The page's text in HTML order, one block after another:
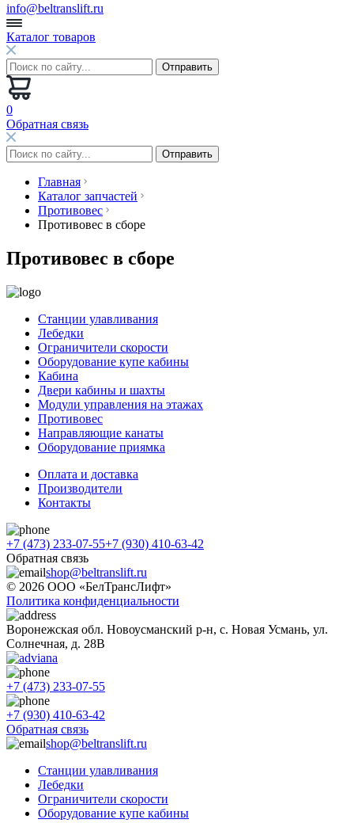
info@beltranslift.ru
Каталог товаров
0
Обратная связь
Главная
Каталог запчастей
Противовес
Противовес в сборе
Противовес в сборе
Станции улавливания
Лебедки
Ограничители скорости
Оборудование купе кабины
Кабина
Двери кабины и шахты
Модули управления на этажах
Противовес
Направляющие канаты
Оборудование приямка
Оплата и доставка
Производители
Контакты
+7 (473) 233-07-55+7 (930) 410-63-42
Обратная связь
shop@beltranslift.ru
© 2026 ООО «БелТрансЛифт»
Политика конфиденциальности
Воронежская обл. Новоусманский р-н, с. Новая Усмань, ул.
Солнечная, д. 28В
+7 (473) 233-07-55
+7 (930) 410-63-42
Обратная связь
shop@beltranslift.ru
Станции улавливания
Лебедки
Ограничители скорости
Оборудование купе кабины